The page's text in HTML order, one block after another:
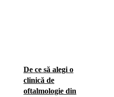
De ce să alegi o
clinică de
oftalmologie din